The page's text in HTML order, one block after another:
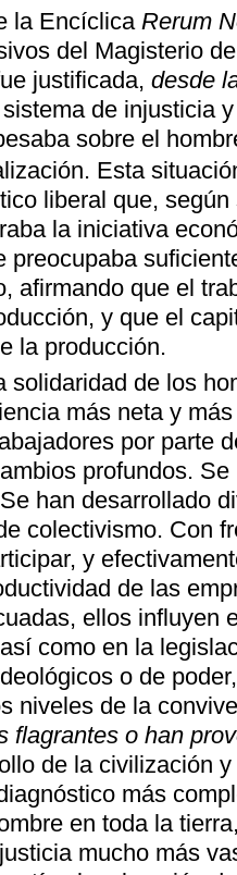
la Encíclica Rerum
del Magisterio
justificada, desde
de injusticia
sobre el
Esta
liberal que,
la iniciativa
preocupaba
afirmando que el
y que el
la producción.
solidaridad de los
más neta y
por parte
profundos.
han desarrollado
colectivismo. Con
y
de las
ellos influyen
como en la
o de
niveles de la
flagrantes o han
de la civilización
más
en toda la
mucho más